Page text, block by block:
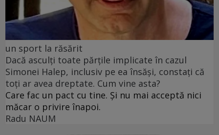
un sport la răsărit
Dacă asculți toate părțile implicate în cazul
Simonei Halep, inclusiv pe ea însăși, constați că
toți ar avea dreptate. Cum vine asta?
Care fac un pact cu tine. Și nu mai acceptă nici
măcar o privire înapoi.
Radu NAUM